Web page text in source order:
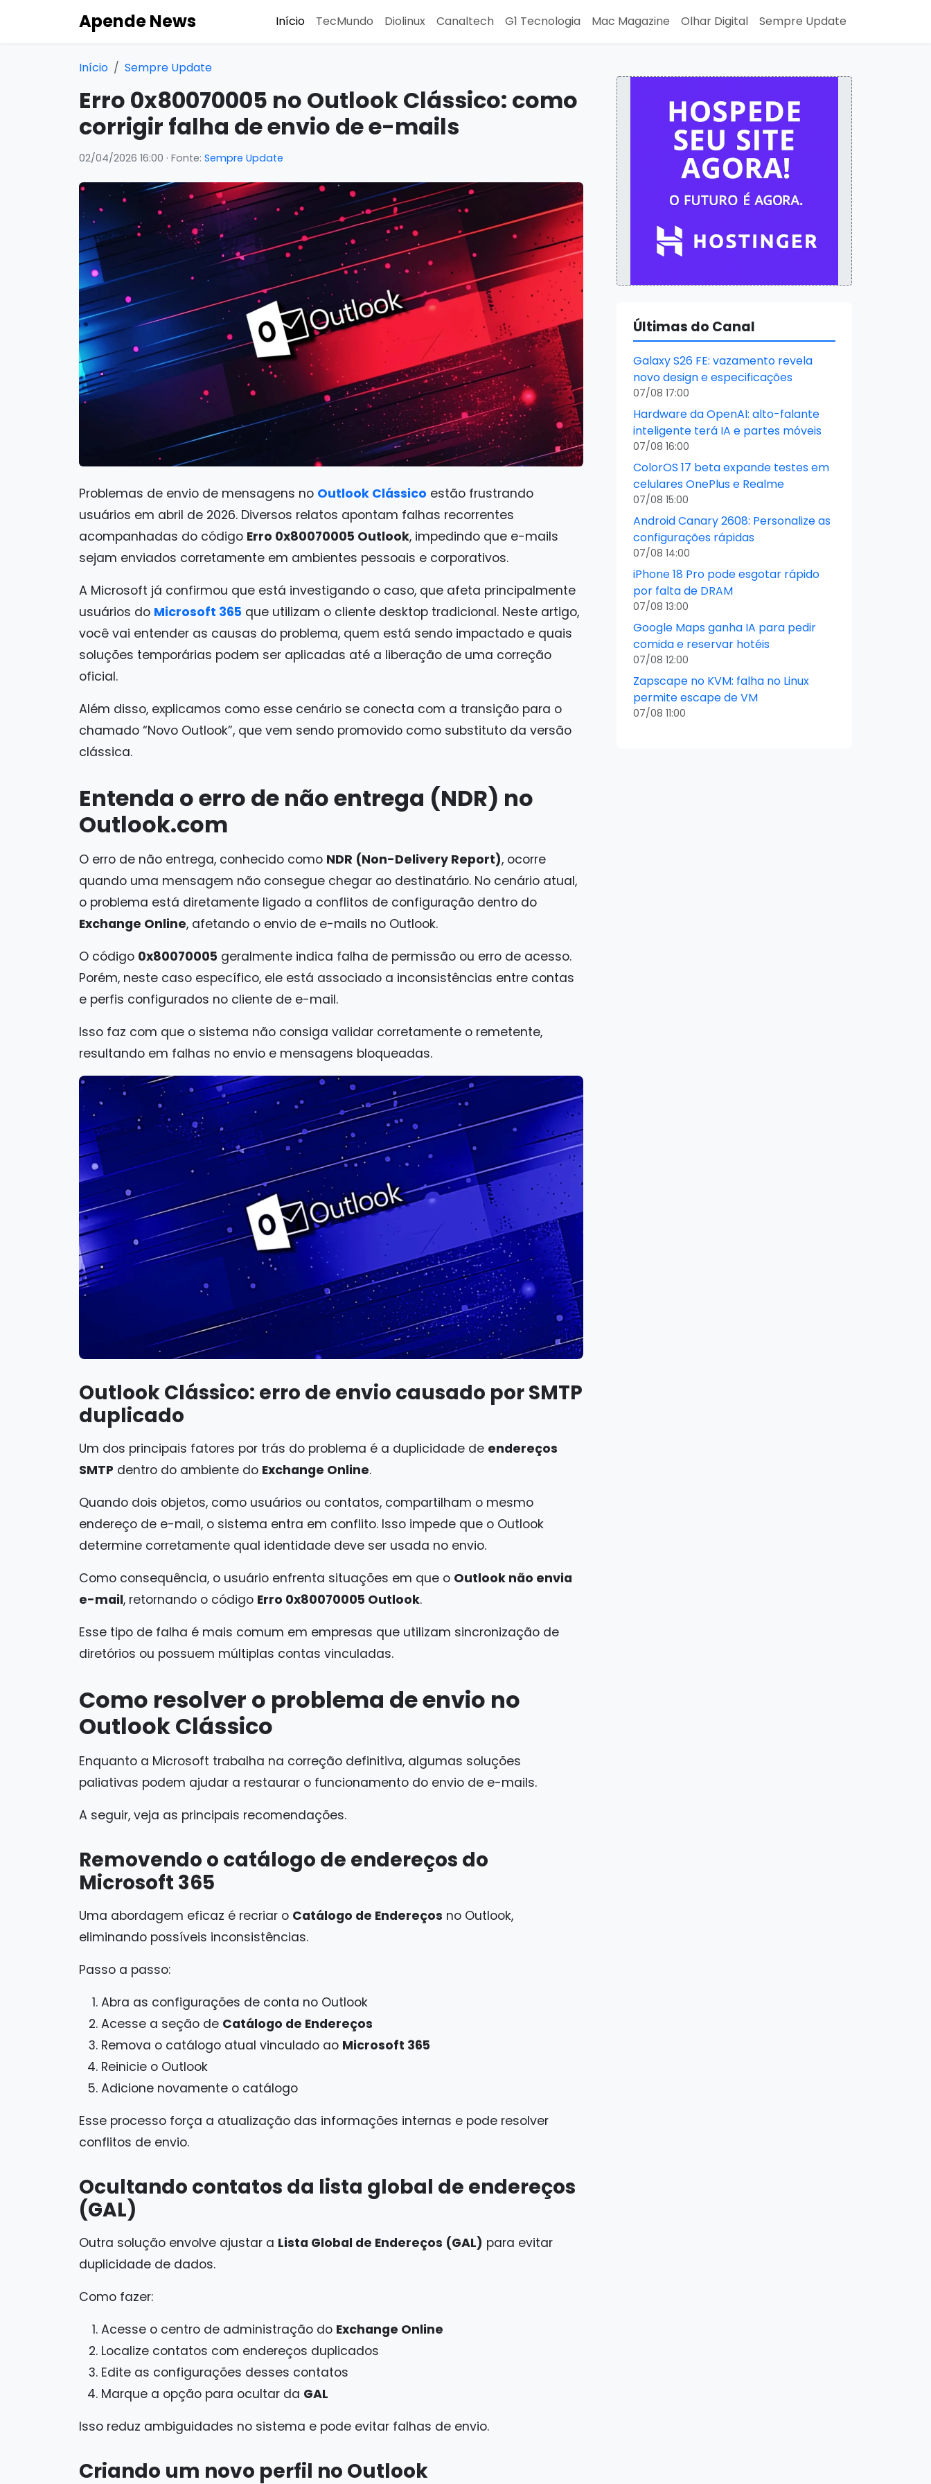
Apende News Início TecMundo Diolinux Canaltech G1 Tecnologia Mac Magazine Olhar Digital Sempre Update
Início Sempre Update
Erro 0x80070005 no Outlook Clássico: como
corrigir falha de envio de e-mails
02/04/2026 16:00 · Fonte: Sempre Update
Problemas de envio de mensagens no Outlook Clássico estão frustrando
usuários em abril de 2026. Diversos relatos apontam falhas recorrentes
acompanhadas do código Erro 0x80070005 Outlook, impedindo que e-mails
sejam enviados corretamente em ambientes pessoais e corporativos.
A Microsoft já confirmou que está investigando o caso, que afeta principalmente
usuários do Microsoft 365 que utilizam o cliente desktop tradicional. Neste artigo,
você vai entender as causas do problema, quem está sendo impactado e quais
soluções temporárias podem ser aplicadas até a liberação de uma correção
oficial.
Além disso, explicamos como esse cenário se conecta com a transição para o
chamado “Novo Outlook”, que vem sendo promovido como substituto da versão
clássica.
Entenda o erro de não entrega (NDR) no
Outlook.com
O erro de não entrega, conhecido como NDR (Non-Delivery Report), ocorre
quando uma mensagem não consegue chegar ao destinatário. No cenário atual,
o problema está diretamente ligado a conflitos de configuração dentro do
Exchange Online, afetando o envio de e-mails no Outlook.
O código 0x80070005 geralmente indica falha de permissão ou erro de acesso.
Porém, neste caso específico, ele está associado a inconsistências entre contas
e perfis configurados no cliente de e-mail.
Isso faz com que o sistema não consiga validar corretamente o remetente,
resultando em falhas no envio e mensagens bloqueadas.
Outlook Clássico: erro de envio causado por SMTP
duplicado
Um dos principais fatores por trás do problema é a duplicidade de endereços
SMTP dentro do ambiente do Exchange Online.
Quando dois objetos, como usuários ou contatos, compartilham o mesmo
endereço de e-mail, o sistema entra em conflito. Isso impede que o Outlook
determine corretamente qual identidade deve ser usada no envio.
Como consequência, o usuário enfrenta situações em que o Outlook não envia
e-mail, retornando o código Erro 0x80070005 Outlook.
Esse tipo de falha é mais comum em empresas que utilizam sincronização de
diretórios ou possuem múltiplas contas vinculadas.
Como resolver o problema de envio no
Outlook Clássico
Enquanto a Microsoft trabalha na correção definitiva, algumas soluções
paliativas podem ajudar a restaurar o funcionamento do envio de e-mails.
A seguir, veja as principais recomendações.
Removendo o catálogo de endereços do
Microsoft 365
Uma abordagem eficaz é recriar o Catálogo de Endereços no Outlook,
eliminando possíveis inconsistências.
Passo a passo:
Abra as configurações de conta no Outlook
Acesse a seção de Catálogo de Endereços
Remova o catálogo atual vinculado ao Microsoft 365
Reinicie o Outlook
Adicione novamente o catálogo
Esse processo força a atualização das informações internas e pode resolver
conflitos de envio.
Ocultando contatos da lista global de endereços
(GAL)
Outra solução envolve ajustar a Lista Global de Endereços (GAL) para evitar
duplicidade de dados.
Como fazer:
Acesse o centro de administração do Exchange Online
Localize contatos com endereços duplicados
Edite as configurações desses contatos
Marque a opção para ocultar da GAL
Isso reduz ambiguidades no sistema e pode evitar falhas de envio.
Criando um novo perfil no Outlook
Últimas do Canal
Galaxy S26 FE: vazamento revela
novo design e especificações
07/08 17:00
Hardware da OpenAI: alto-falante
inteligente terá IA e partes móveis
07/08 16:00
ColorOS 17 beta expande testes em
celulares OnePlus e Realme
07/08 15:00
Android Canary 2608: Personalize as
configurações rápidas
07/08 14:00
iPhone 18 Pro pode esgotar rápido
por falta de DRAM
07/08 13:00
Google Maps ganha IA para pedir
comida e reservar hotéis
07/08 12:00
Zapscape no KVM: falha no Linux
permite escape de VM
07/08 11:00